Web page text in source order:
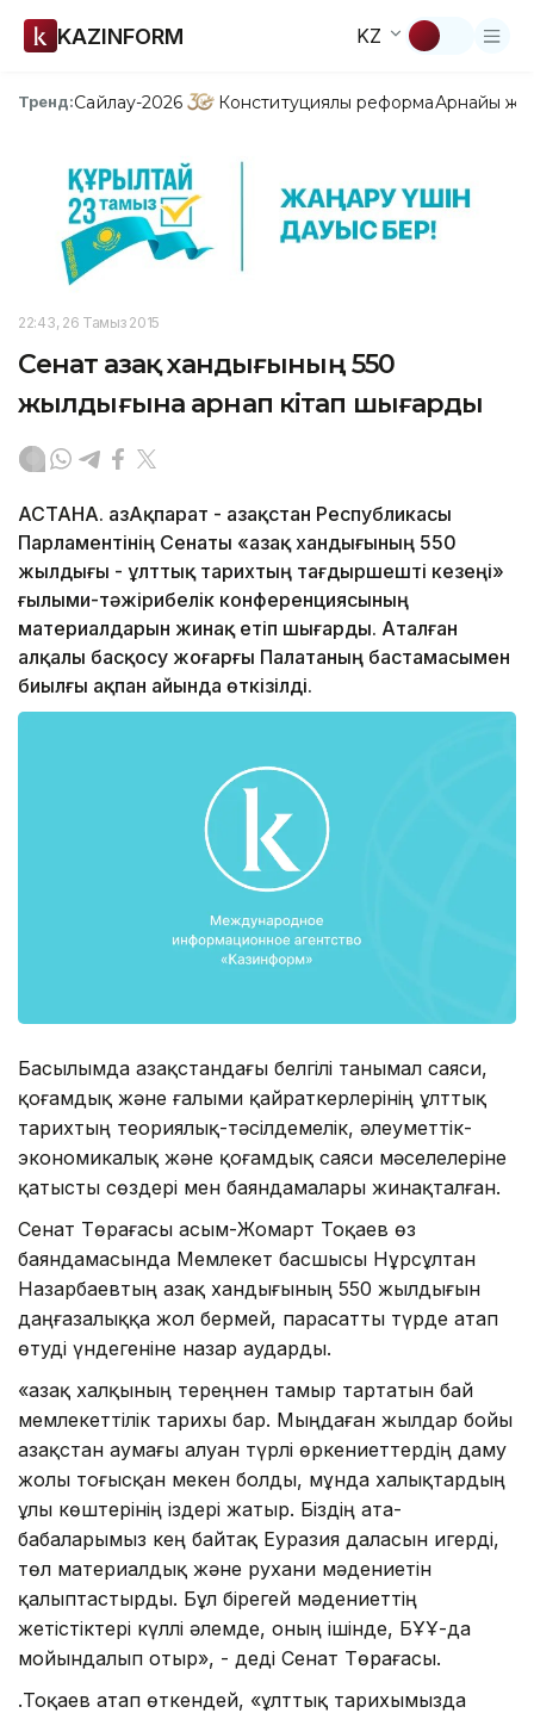
KAZINFORM KZ
Тренд:Сайлау-2026 Конституциялық реформаАрнайы
22:43, 26 Тамыз 2015
Сенат Қазақ хандығының 550
жылдығына арнап кітап шығарды
АСТАНА. ҚазАқпарат - Қазақстан Республикасы
Парламентінің Сенаты «Қазақ хандығының 550
жылдығы - ұлттық тарихтың тағдыршешті кезеңі»
ғылыми-тәжірибелік конференциясының
материалдарын жинақ етіп шығарды. Аталған
алқалы басқосу жоғарғы Палатаның бастамасымен
биылғы ақпан айында өткізілді.
Басылымда Қазақстандағы белгілі танымал саяси,
қоғамдық және ғалыми қайраткерлерінің ұлттық
тарихтың теориялық-тәсілдемелік, әлеуметтік-
экономикалық және қоғамдық саяси мәселелеріне
қатысты сөздері мен баяндамалары жинақталған.
Сенат Төрағасы Қасым-Жомарт Тоқаев өз
баяндамасында Мемлекет басшысы Нұрсұлтан
Назарбаевтың Қазақ хандығының 550 жылдығын
даңғазалыққа жол бермей, парасатты түрде атап
өтуді үндегеніне назар аударды.
«Қазақ халқының тереңнен тамыр тартатын бай
мемлекеттілік тарихы бар. Мыңдаған жылдар бойы
Қазақстан аумағы алуан түрлі өркениеттердің даму
жолы тоғысқан мекен болды, мұнда халықтардың
ұлы көштерінің іздері жатыр. Біздің ата-
бабаларымыз кең байтақ Еуразия даласын игерді,
төл материалдық және рухани мәдениетін
қалыптастырды. Бұл бірегей мәдениеттің
жетістіктері күллі әлемде, оның ішінде, БҰҰ-да
мойындалып отыр», - деді Сенат Төрағасы.
Қ.Тоқаев атап өткендей, «ұлттық тарихымызда